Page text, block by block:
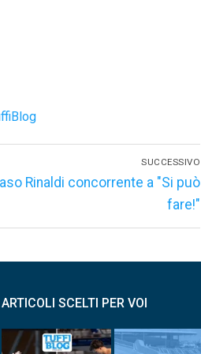
SUCCESSIVO
Rinaldi concorrente a "Si può
fare!"
ARTICOLI SCELTI PER VOI